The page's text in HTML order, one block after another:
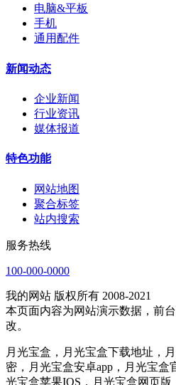
电脑&平板
手机
通用配件
新闻动态
企业新闻
行业资讯
媒体报道
特色功能
网站地图
聚合标签
站内搜索
服务热线
100-000-0000
我的网站 版权所有 2008-2021
本页面内容为网站演示数据，前
改。
月光宝盒，月光宝盒下载地址，
密，月光宝盒安卓app，月光宝盒
光宝盒苹果IOS，月光宝盒网页